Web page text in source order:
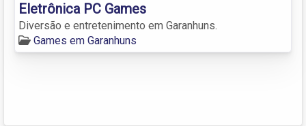
Eletrônica PC Games
Diversão e entretenimento em Garanhuns.
Games em Garanhuns